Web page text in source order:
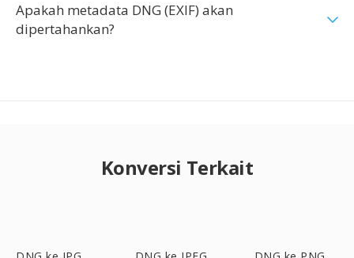
Apakah metadata DNG (EXIF) akan
dipertahankan?
Konversi Terkait